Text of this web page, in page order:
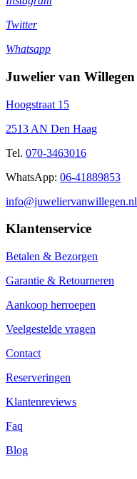
Twitter
Whatsapp
Juwelier van Willegen
Hoogstraat 15
2513 AN Den Haag
Tel. 070-3463016
WhatsApp: 06-41889853
info@juweliervanwillegen.nl
Klantenservice
Betalen & Bezorgen
Garantie & Retourneren
Aankoop herroepen
Veelgestelde vragen
Contact
Reserveringen
Klantenreviews
Faq
Blog